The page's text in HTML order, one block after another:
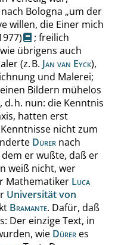
Bologna „um der
willen, die Einer mich
; freilich
übrigens auch
(z. B. Jan van Eyck),
und Malerei;
Bildern mühelos
, d. h. nun: die Kenntnis
hatten erst
nicht zum
Dürer nach
er wußte, daß er
weiß nicht, wer
Mathematiker Luca
Universität von
Bramante. Dafür, daß
Der einzige Text, in
wie Dürer es